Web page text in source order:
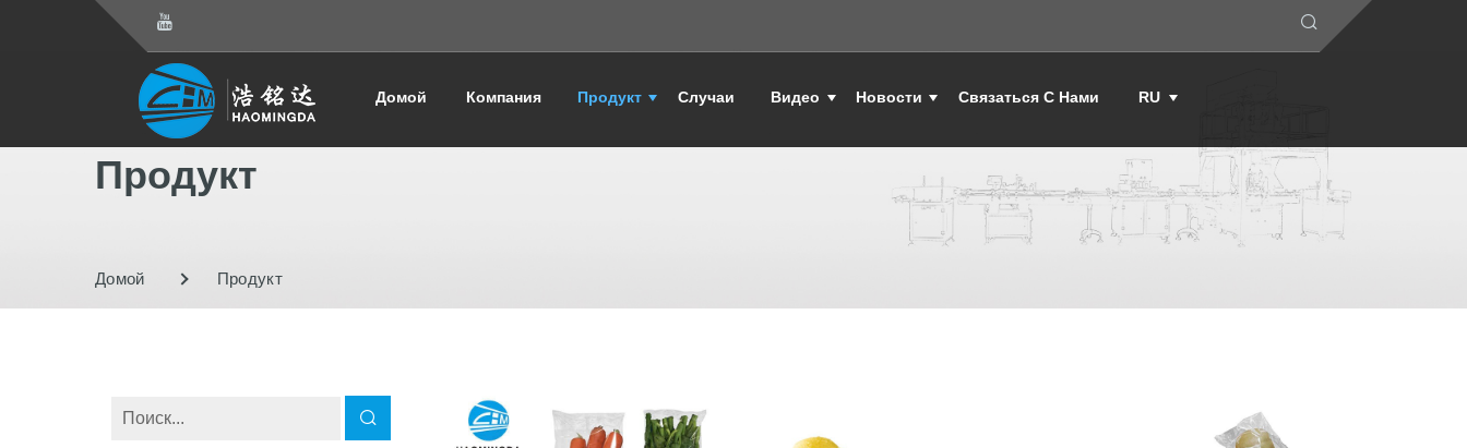
Домой Компания Продукт Случаи Видео Новости Связаться С Нами RU
Продукт
Домой Продукт